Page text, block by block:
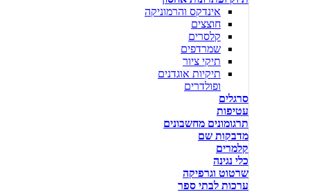
אינדקס והרמוניקה
חוצצים
קלסרים
שמרדפים
תיקי ציור
תיקיות אוגדנים
ופולדרים
סרגלים
עטיפות
תרגומונים מחשבונים
מדבקות שם
קלמרים
כלי נגינה
שרטוט וגרפיקה
ערכות לבתי ספר